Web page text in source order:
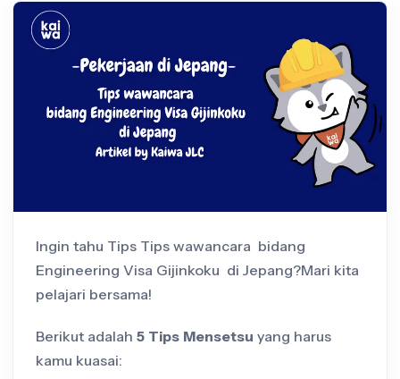
Ingin tahu Tips Tips wawancara bidang
Engineering Visa Gijinkoku di Jepang?Mari kita
pelajari bersama!
Berikut adalah 5 Tips Mensetsu yang harus
kamu kuasai: